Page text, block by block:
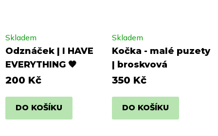
Odznáček | I HAVE
EVERYTHING 🧡
Skladem
200 Kč
DO KOŠÍKU
Kočka - malé puzety
| broskvová
Skladem
350 Kč
DO KOŠÍKU